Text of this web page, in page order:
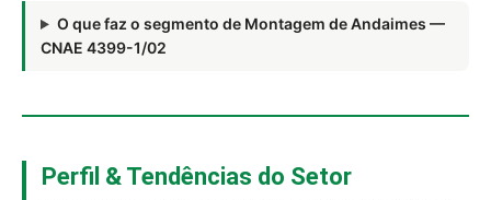
O que faz o segmento de Montagem de Andaimes —
CNAE 4399-1/02
Perfil & Tendências do Setor